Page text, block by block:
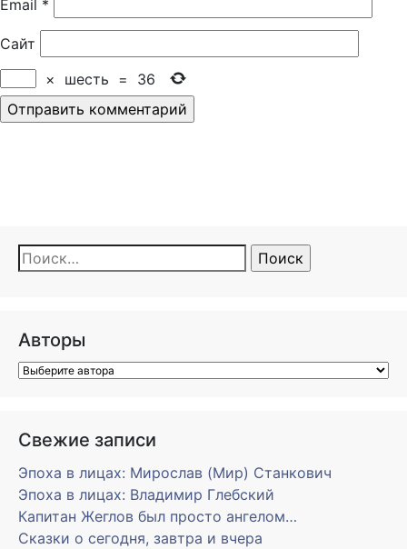
Email *
Сайт
×
шесть = 36
Найти:
Авторы
Свежие записи
Эпоха в лицах: Мирослав (Мир) Станкович
Эпоха в лицах: Владимир Глебский
Капитан Жеглов был просто ангелом…
Сказки о сегодня, завтра и вчера